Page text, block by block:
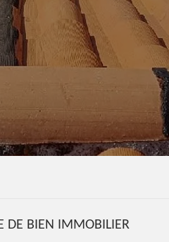
DE BIEN IMMOBILIER